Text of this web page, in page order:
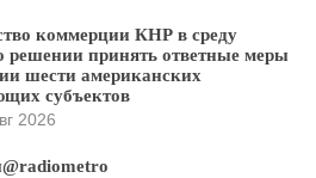
коммерции КНР в среду
решении принять ответные меры
шести американских
субъектов
2026